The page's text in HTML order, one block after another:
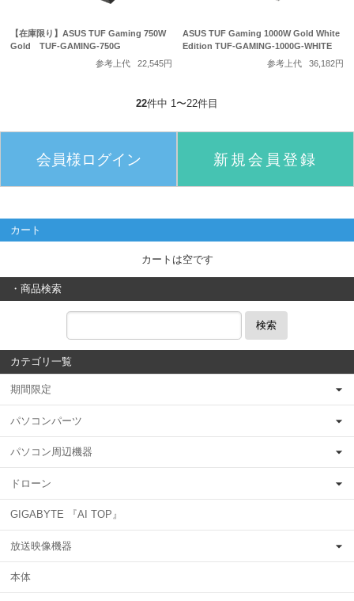
【在庫限り】ASUS TUF Gaming 750W
Gold TUF-GAMING-750G
参考上代
22,545円
ASUS TUF Gaming 1000W Gold White
Edition TUF-GAMING-1000G-WHITE
参考上代
36,182円
22件中 1〜22件目
会員様ログイン 新規会員登録
カート
カートは空です
・商品検索
検索
カテゴリ一覧
期間限定
パソコンパーツ
パソコン周辺機器
ドローン
GIGABYTE 『AI TOP』
放送映像機器
本体